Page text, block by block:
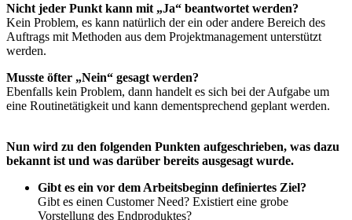
Nicht jeder Punkt kann mit „Ja“ beantwortet werden?
Kein Problem, es kann natürlich der ein oder andere Bereich des
Auftrags mit Methoden aus dem Projektmanagement unterstützt
werden.
Musste öfter „Nein“ gesagt werden?
Ebenfalls kein Problem, dann handelt es sich bei der Aufgabe um
eine Routinetätigkeit und kann dementsprechend geplant werden.
Nun wird zu den folgenden Punkten aufgeschrieben, was dazu
bekannt ist und was darüber bereits ausgesagt wurde.
Gibt es ein vor dem Arbeitsbeginn definiertes Ziel?
Gibt es einen Customer Need? Existiert eine grobe
Vorstellung des Endproduktes?